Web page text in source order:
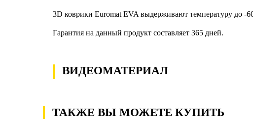
3D коврики Euromat EVA выдерживают температуру до -
Гарантия на данный продукт составляет 365 дней.
ВИДЕОМАТЕРИАЛ
ТАКЖЕ ВЫ МОЖЕТЕ КУПИТЬ